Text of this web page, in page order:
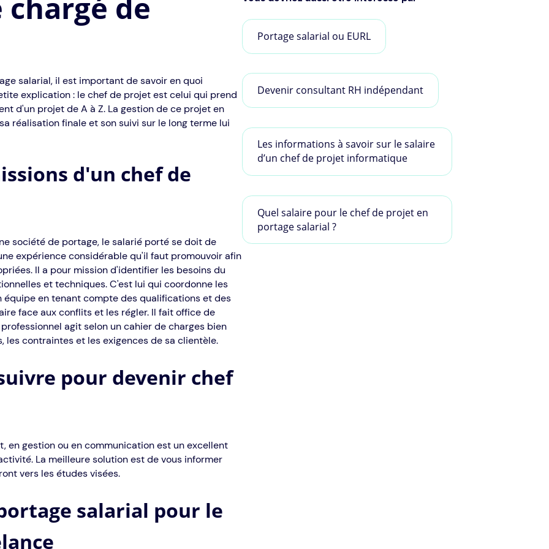
salarial, il est important de savoir en quoi
explication : le chef de projet est celui qui prend
d'un projet de A à Z. La gestion de ce projet en
réalisation finale et son suivi sur le long terme lui
d'un chef de
société de portage, le salarié porté se doit de
expérience considérable qu'il faut promouvoir afin
Il a pour mission d'identifier les besoins du
et techniques. C'est lui qui coordonne les
en tenant compte des qualifications et des
face aux conflits et les régler. Il fait office de
agit selon un cahier de charges bien
contraintes et les exigences de sa clientèle.
pour devenir chef
en gestion ou en communication est un excellent
La meilleure solution est de vous informer
vers les études visées.
salarial pour le
Portage salarial ou EURL
Devenir consultant RH indépendant
Les informations à savoir sur le salaire
d’un chef de projet informatique
Quel salaire pour le chef de projet en
portage salarial ?